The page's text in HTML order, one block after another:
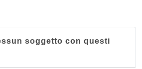
soggetto con questi